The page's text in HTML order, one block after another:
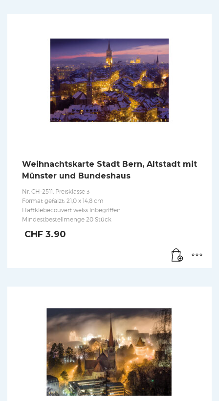
Weihnachtskarte Stadt Bern, Altstadt mit
Münster und Bundeshaus
Nr. CH-2511, Preisklasse 3
Format gefalzt: 21,0 x 14,8 cm
Haftklebecouvert weiss inbegriffen
Mindestbestellmenge 20 Stück
CHF 3.90